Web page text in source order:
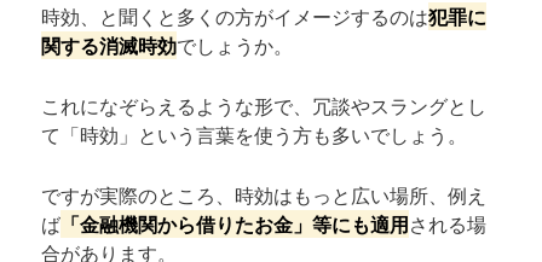
時効、と聞くと多くの方がイメージするのは犯罪に
関する消滅時効でしょうか。
これになぞらえるような形で、冗談やスラングとし
て「時効」という言葉を使う方も多いでしょう。
ですが実際のところ、時効はもっと広い場所、例え
ば 「金融機関から借りたお金」等にも適用される場
合があります。